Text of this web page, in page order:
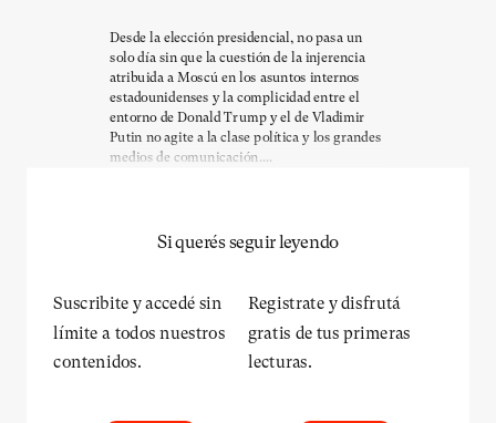
Desde la elección presidencial, no pasa un
solo día sin que la cuestión de la injerencia
atribuida a Moscú en los asuntos internos
estadounidenses y la complicidad entre el
entorno de Donald Trump y el de Vladimir
Putin no agite a la clase política y los grandes
medios de comunicación....
Si querés seguir leyendo
Suscribite y accedé sin
límite a todos nuestros
contenidos.
Registrate y disfrutá
gratis de tus primeras
lecturas.